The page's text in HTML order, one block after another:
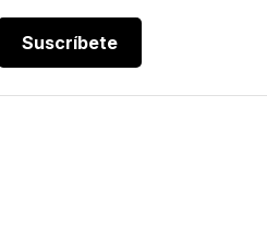
Suscríbete